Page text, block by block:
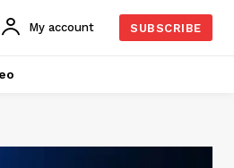
My account SUBSCRIBE